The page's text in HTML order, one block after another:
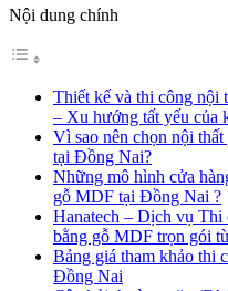
Nội dung chính
Thiết kế và thi công nội
– Xu hướng tất yếu của
Vì sao nên chọn nội
tại Đồng Nai?
Những mô hình cửa
gỗ MDF tại Đồng Nai ?
Hanatech – Dịch vụ
bằng gỗ MDF trọn gói
Bảng giá tham khảo thi
Đồng Nai